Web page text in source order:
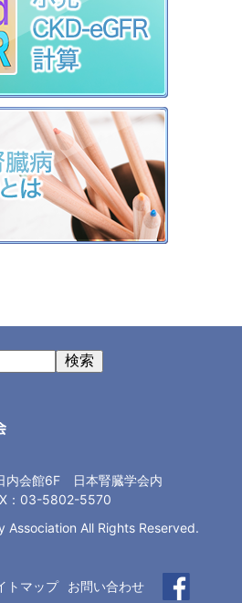
検索
内会館6F 日本腎臓学会内
：03-5802-5570
All Rights Reserved.
トマップ お問い合わせ